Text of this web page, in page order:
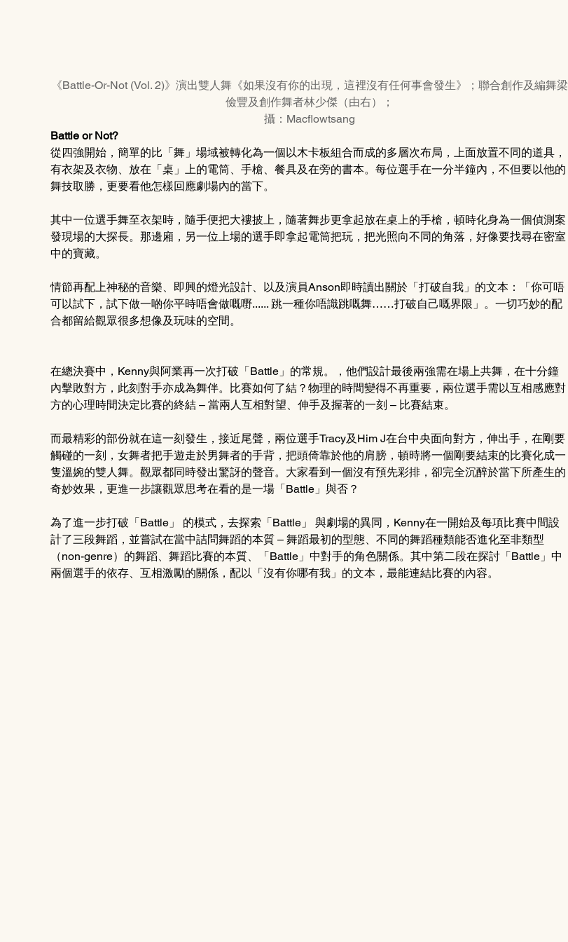
《Battle-Or-Not (Vol. 2)》演出雙人舞《如果沒有你的出現，這裡沒有任何事會發生》；聯合創作及編舞梁
儉豐及創作舞者林少傑（由右）；
攝：Macflowtsang
Battle or Not?
從四強開始，簡單的比「舞」場域被轉化為一個以木卡板組合而成的多層次布局，上面放置不同的道具，
有衣架及衣物、放在「桌」上的電筒、手槍、餐具及在旁的書本。每位選手在一分半鐘內，不但要以他的
舞技取勝，更要看他怎樣回應劇場內的當下。
其中一位選手舞至衣架時，隨手便把大褸披上，隨著舞步更拿起放在桌上的手槍，頓時化身為一個偵測案
發現場的大探長。那邊廂，另一位上場的選手即拿起電筒把玩，把光照向不同的角落，好像要找尋在密室
中的寶藏。
情節再配上神秘的音樂、即興的燈光設計、以及演員Anson即時讀出關於「打破自我」的文本：「你可唔
可以試下，試下做一啲你平時唔會做嘅嘢...... 跳一種你唔識跳嘅舞……打破自己嘅界限」。一切巧妙的配
合都留給觀眾很多想像及玩味的空間。
在總決賽中，Kenny與阿業再一次打破「Battle」的常規。，他們設計最後兩強需在場上共舞，在十分鐘
內擊敗對方，此刻對手亦成為舞伴。比賽如何了結？物理的時間變得不再重要，兩位選手需以互相感應對
方的心理時間決定比賽的終結 – 當兩人互相對望、伸手及握著的一刻 – 比賽結束。
而最精彩的部份就在這一刻發生，接近尾聲，兩位選手Tracy及Him J在台中央面向對方，伸出手，在剛要
觸碰的一刻，女舞者把手遊走於男舞者的手背，把頭倚靠於他的肩膀，頓時將一個剛要結束的比賽化成一
隻溫婉的雙人舞。觀眾都同時發出驚訝的聲音。大家看到一個沒有預先彩排，卻完全沉醉於當下所產生的
奇妙效果，更進一步讓觀眾思考在看的是一場「Battle」與否？
為了進一步打破「Battle」 的模式，去探索「Battle」 與劇場的異同，Kenny在一開始及每項比賽中間設
計了三段舞蹈，並嘗試在當中詰問舞蹈的本質 – 舞蹈最初的型態、不同的舞蹈種類能否進化至非類型
（non-genre）的舞蹈、舞蹈比賽的本質、「Battle」中對手的角色關係。其中第二段在探討「Battle」中
兩個選手的依存、互相激勵的關係，配以「沒有你哪有我」的文本，最能連結比賽的內容。